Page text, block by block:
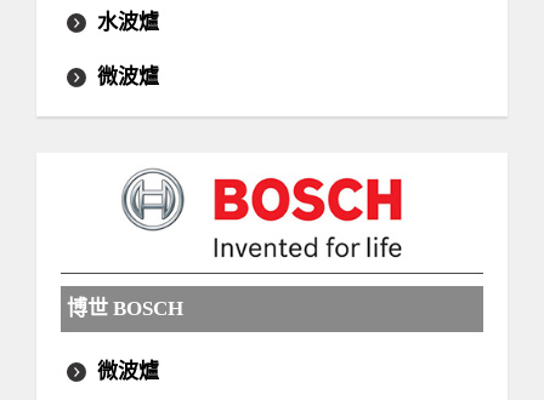
水波爐
微波爐
博世 BOSCH
微波爐